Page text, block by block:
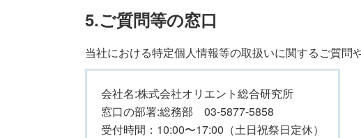
5.ご質問等の窓口
当社における特定個人情報等の取扱いに関するご質問
会社名:株式会社オリエント総合研究所
窓口の部署:総務部 03-5877-5858
受付時間：10:00〜17:00（土日祝祭日定休）